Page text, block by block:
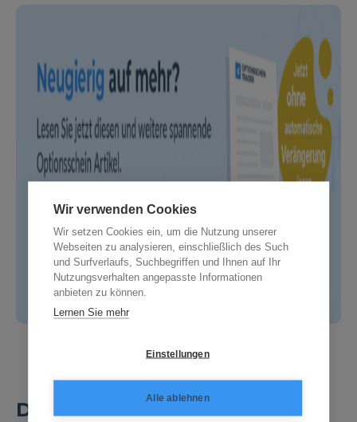
Disclaimer und
Wir verwenden Cookies
Wir setzen Cookies ein, um die Nutzung unserer
Webseiten zu analysieren, einschließlich des Such
und Surfverlaufs, Suchbegriffen und Ihnen auf Ihr
Nutzungsverhalten angepasste Informationen
anbieten zu können.
Lernen Sie mehr
Einstellungen
Alle ablehnen